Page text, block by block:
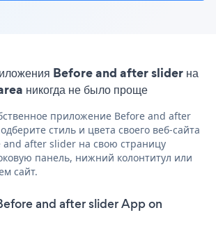
Before and after slider на
никогда не было проще
приложение Before and after
стиль и цвета своего веб-сайта
and after slider на свою страницу
панель, нижний колонтитул или
сайт.
and after slider App on